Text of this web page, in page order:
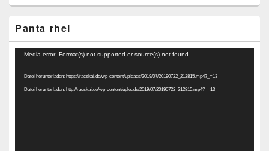
Panta rhei
Video-
Media error: Format(s) not supported or source(s) not found
Datei herunterladen: https://racskai.de/wp-content/uploads/2019/07/20190722_212815.mp4?_=13
Datei herunterladen: http://racskai.de/wp-content/uploads/2019/07/20190722_212815.mp4?_=13